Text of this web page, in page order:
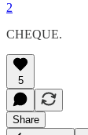
2
CHEQUE.
5
Share